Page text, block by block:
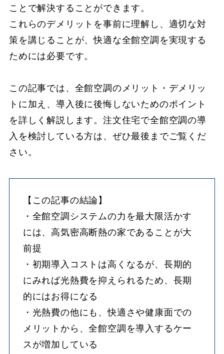
ことで解決することができます。
これらのデメリットを事前に理解し、適切な対
策を講じることが、快適な全館空調を実現する
ためには必要です。
この記事では、全館空調のメリット・デメリッ
トに加え、導入後に後悔しないためのポイント
を詳しく解説します。注文住宅で全館空調の導
入を検討している方は、ぜひ最後までご覧くだ
さい。
【この記事の結論】
・全館空調システムの力を最大限活かす
には、高気密高断熱の家であることが大
前提
・初期導入コストは高くなるが、長期的
にみれば光熱費を抑えられるため、長期
的にはお得になる
・光熱費の他にも、快適さや健康面での
メリットから、全館空調を導入するケー
スが増加している